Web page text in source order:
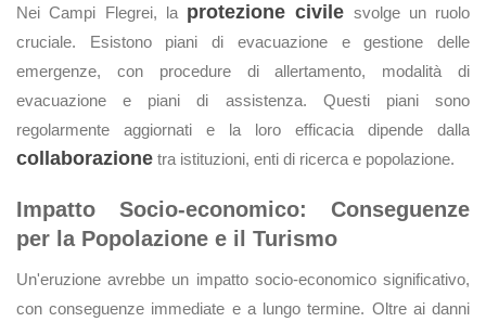
Nei Campi Flegrei, la protezione civile svolge un ruolo
cruciale. Esistono piani di evacuazione e gestione delle
emergenze, con procedure di allertamento, modalità di
evacuazione e piani di assistenza. Questi piani sono
regolarmente aggiornati e la loro efficacia dipende dalla
collaborazione tra istituzioni, enti di ricerca e popolazione.
Impatto Socio-economico: Conseguenze
per la Popolazione e il Turismo
Un'eruzione avrebbe un impatto socio-economico significativo,
con conseguenze immediate e a lungo termine. Oltre ai danni